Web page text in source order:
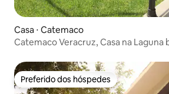
Casa ⋅ Catemaco
Catemaco Veracruz, Casa na Laguna
Preferido dos hóspedes
Preferido dos hóspedes